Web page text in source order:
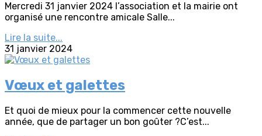
Mercredi 31 janvier 2024 l’association et la mairie ont
organisé une rencontre amicale Salle...
Lire la suite...
31 janvier 2024
Vœux et galettes
Et quoi de mieux pour la commencer cette nouvelle
année, que de partager un bon goûter ?C’est...